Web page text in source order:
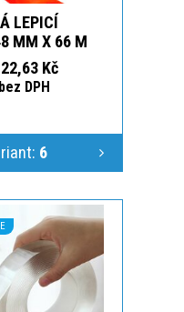
LEPICÍ
MM X 66 M
22,63 Kč
DPH
6